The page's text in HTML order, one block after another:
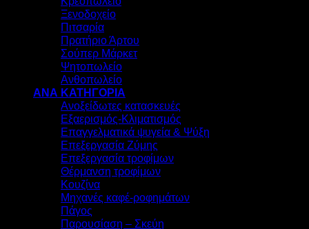
Ξενοδοχείο
Πιτσαρία
Πρατήριο Άρτου
Σούπερ Μάρκετ
Ψητοπωλείο
Ανθοπωλείο
ΑΝΑ ΚΑΤΗΓΟΡΙΑ
Ανοξείδωτες κατασκευές
Εξαερισμός-Κλιματισμός
Επαγγελματικά ψυγεία & Ψύξη
Επεξεργασία Ζύμης
Επεξεργασία τροφίμων
Θέρμανση τροφίμων
Κουζίνα
Μηχανές καφέ-ροφημάτων
Πάγος
Παρουσίαση – Σκεύη